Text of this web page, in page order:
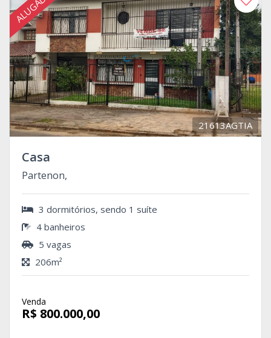
21613AGTIA
Casa
Partenon,
3 dormitórios, sendo 1 suíte
4 banheiros
5 vagas
206m²
Venda
R$ 800.000,00